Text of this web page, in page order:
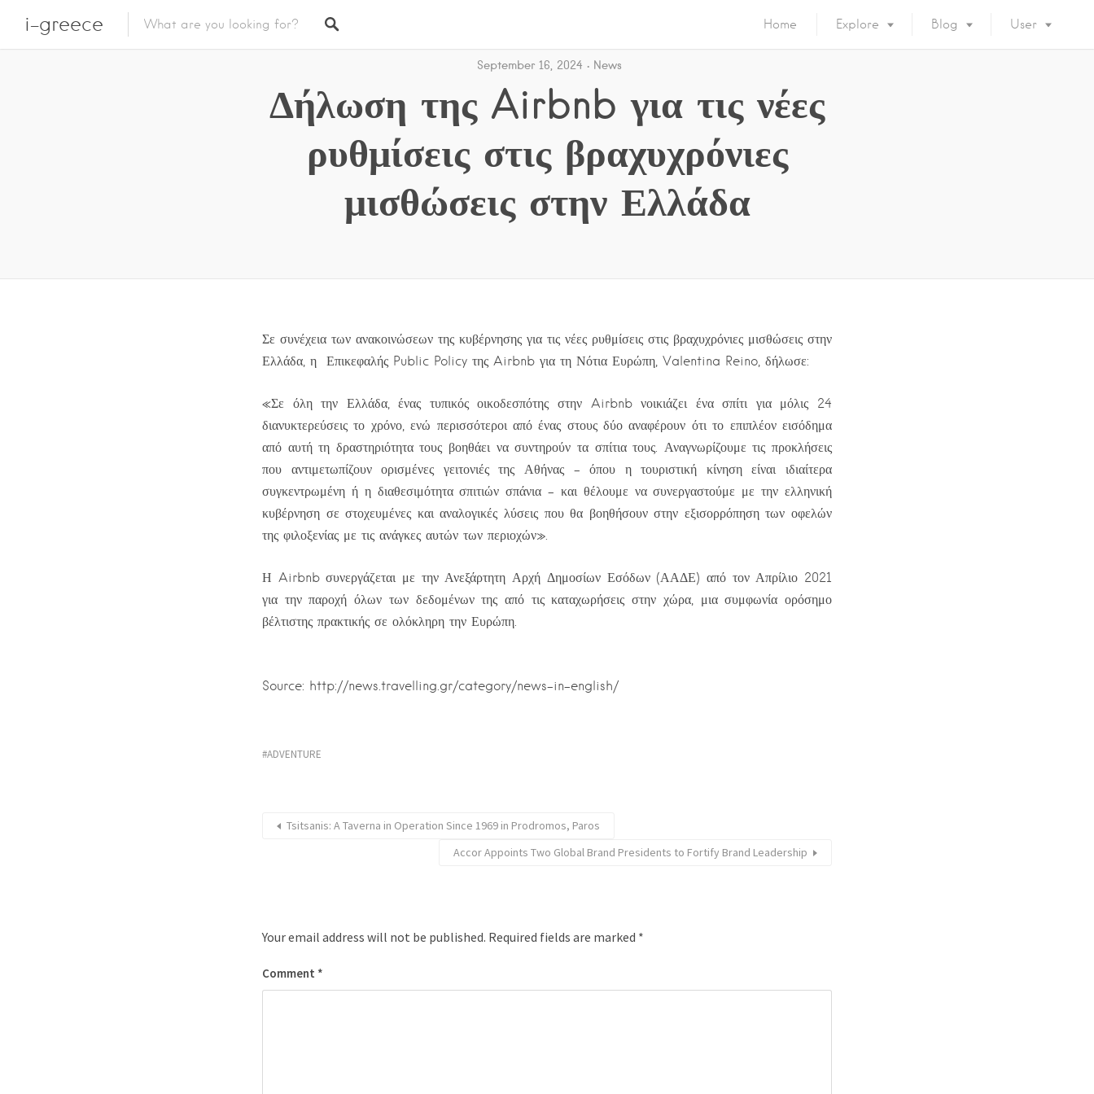
i-greece Home Explore Blog User
September 16, 2024 News
Δήλωση της Airbnb για τις νέες
ρυθμίσεις στις βραχυχρόνιες
μισθώσεις στην Ελλάδα
Σε συνέχεια των ανακοινώσεων της κυβέρνησης για τις νέες ρυθμίσεις στις βραχυχρόνιες μισθώσεις στην
Ελλάδα, η Επικεφαλής Public Policy της Airbnb για τη Νότια Ευρώπη, Valentina Reino, δήλωσε:
«Σε όλη την Ελλάδα, ένας τυπικός οικοδεσπότης στην Airbnb νοικιάζει ένα σπίτι για μόλις 24
διανυκτερεύσεις το χρόνο, ενώ περισσότεροι από ένας στους δύο αναφέρουν ότι το επιπλέον εισόδημα
από αυτή τη δραστηριότητα τους βοηθάει να συντηρούν τα σπίτια τους. Αναγνωρίζουμε τις προκλήσεις
που αντιμετωπίζουν ορισμένες γειτονιές της Αθήνας – όπου η τουριστική κίνηση είναι ιδιαίτερα
συγκεντρωμένη ή η διαθεσιμότητα σπιτιών σπάνια – και θέλουμε να συνεργαστούμε με την ελληνική
κυβέρνηση σε στοχευμένες και αναλογικές λύσεις που θα βοηθήσουν στην εξισορρόπηση των οφελών
της φιλοξενίας με τις ανάγκες αυτών των περιοχών».
Η Airbnb συνεργάζεται με την Ανεξάρτητη Αρχή Δημοσίων Εσόδων (ΑΑΔΕ) από τον Απρίλιο 2021
για την παροχή όλων των δεδομένων της από τις καταχωρήσεις στην χώρα, μια συμφωνία ορόσημο
βέλτιστης πρακτικής σε ολόκληρη την Ευρώπη.
Source: http://news.travelling.gr/category/news-in-english/
ADVENTURE
Tsitsanis: A Taverna in Operation Since 1969 in Prodromos, Paros
Accor Appoints Τwo Global Brand Presidents to Fortify Brand Leadership
Your email address will not be published. Required fields are marked *
Comment *